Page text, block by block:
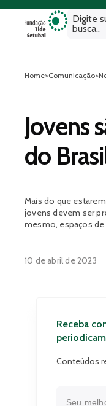
Digite
busca..
Home>Comunicação>
Jovens
do
Mais do que
jovens devem ser
mesmo, espaços
10 de abril de 2023
Receba
Conteúdos